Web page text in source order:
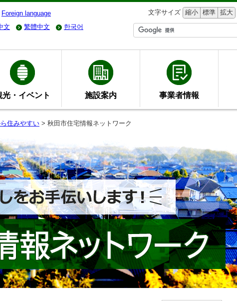
Foreign language 文字サイズ 縮小 標準 拡大
文 繁體中文 한국어
光・イベント 施設案内 事業者情報
住みやすい > 秋田市住宅情報ネットワーク